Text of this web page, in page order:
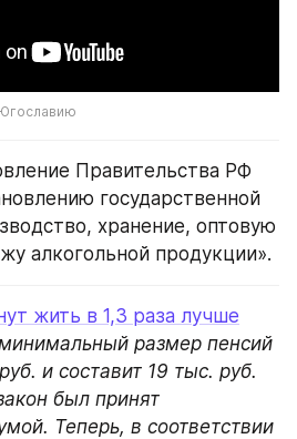
Правительства РФ
государственной
хранение, оптовую
алкогольной продукции».
жить в 1,3 раза лучше
размер пенсий
и составит 19 тыс. руб.
был принят
Теперь, в соответствии